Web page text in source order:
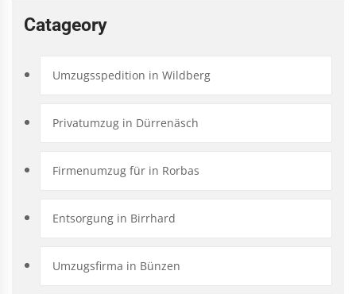
Catageory
Umzugsspedition in Wildberg
Privatumzug in Dürrenäsch
Firmenumzug für in Rorbas
Entsorgung in Birrhard
Umzugsfirma in Bünzen